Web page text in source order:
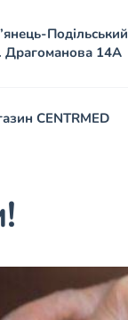
Подільський
Драгоманова 14А
CENTRMED